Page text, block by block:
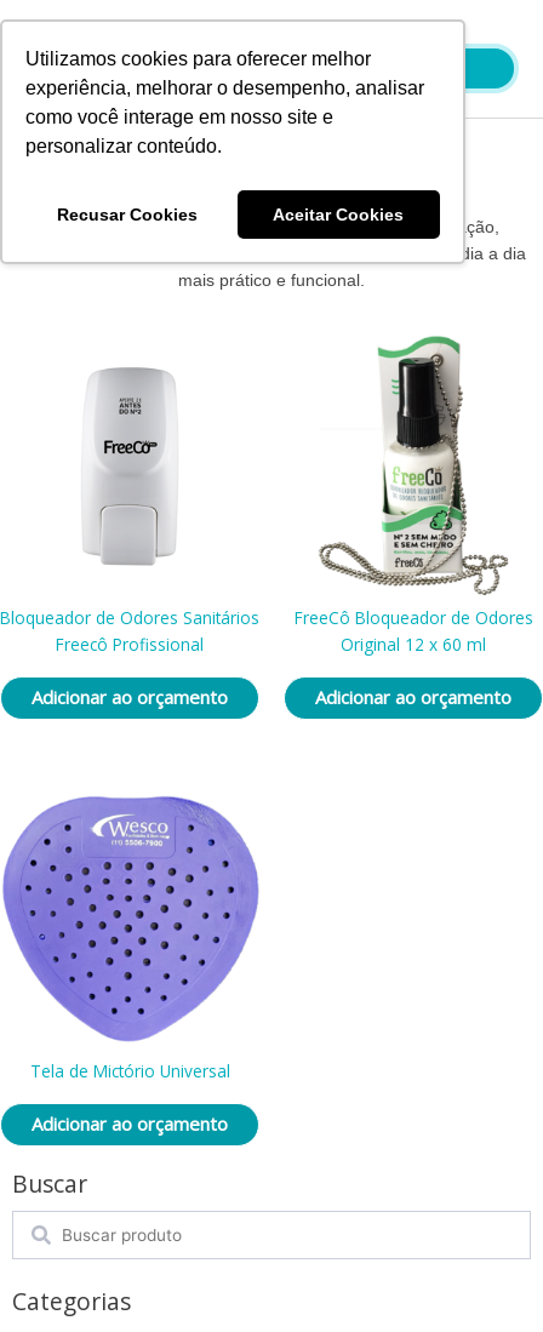
Utilizamos cookies para oferecer melhor
experiência, melhorar o desempenho, analisar
como você interage em nosso site e
personalizar conteúdo.
Recusar Cookies Aceitar Cookies
conteúdo
Os produtos Wesco são sinônimo de qualidade e inovação,
oferecendo soluções eficientes e confiáveis para tornar o dia a dia
mais prático e funcional.
Produtos Wesco
Buscar
Search
Categorias
Bloqueador de Odores Sanitários
Freecô Profissional
Adicionar ao orçamento
FreeCô Bloqueador de Odores
Original 12 x 60 ml
Adicionar ao orçamento
Tela de Mictório Universal
Adicionar ao orçamento